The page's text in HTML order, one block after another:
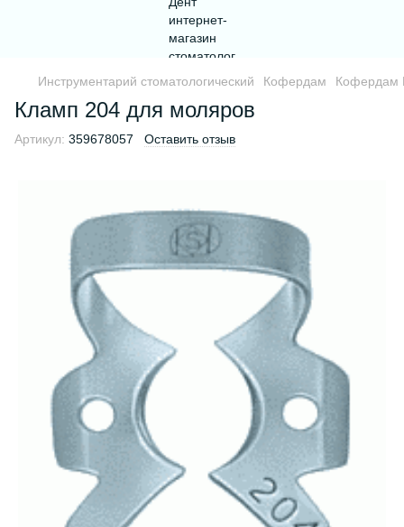
Инструментарий стоматологический Кофердам Кофердам
Кламп 204 для моляров
Артикул: 359678057 Оставить отзыв